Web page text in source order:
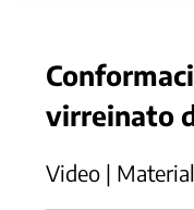
virreinato
Video |